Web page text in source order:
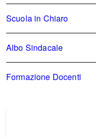
Scuola in Chiaro
Albo Sindacale
Formazione Docenti